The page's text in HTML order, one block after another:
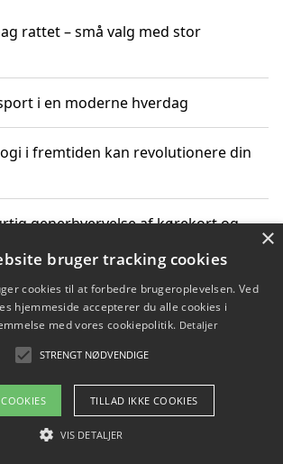
rattet – små valg med stor
i en moderne hverdag
i fremtiden kan revolutionere din
generhvervelse af kørekort og
miljørigtig kørsel hos en køreskole i
2026 - Pilanto Aps
/ kontakt
×
bruger tracking cookies
cookies til at forbedre brugeroplevelsen. Ved
hjemmeside accepterer du alle cookies i
med vores cookiepolitik. Detaljer
STRENGT NØDVENDIGE
TILLAD IKKE COOKIES
VIS DETALJER